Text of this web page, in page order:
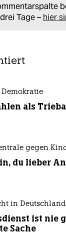
Tage – hier
als
gegen
du lieber
in Deutschland
ist nie
Sache